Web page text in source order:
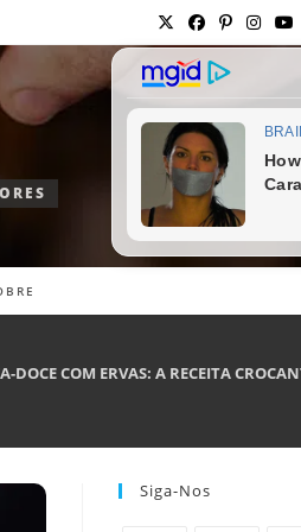
DOCE COM ERVAS: A RECEITA
Siga-Nos